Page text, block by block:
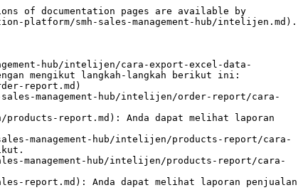
of documentation pages are available by
platform/smh-sales-management-hub/intelijen.md).
hub/intelijen/cara-export-excel-data-
mengikut langkah-langkah berikut ini:
report.md)
management-hub/intelijen/order-report/cara-
report.md): Anda dapat melihat laporan
management-hub/intelijen/products-report/cara-
management-hub/intelijen/products-report/cara-
report.md): Anda dapat melihat laporan penjualan